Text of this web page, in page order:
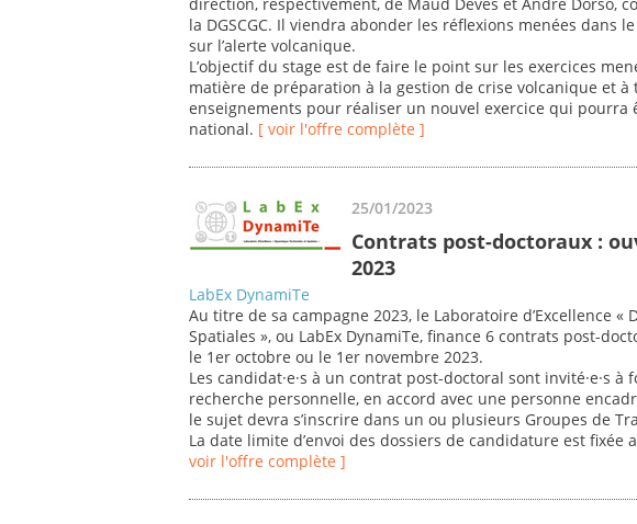
la DGSCGC. Il viendra abonder les réflexions menées dans
sur l’alerte volcanique.
L’objectif du stage est de faire le point sur les exercices
matière de préparation à la gestion de crise volcanique et à
enseignements pour réaliser un nouvel exercice qui pourra
national. [ voir l'offre complète ]
25/01/2023
Contrats post-doctoraux :
2023
LabEx DynamiTe
Au titre de sa campagne 2023, le Laboratoire d’Excellence
Spatiales », ou LabEx DynamiTe, finance 6 contrats post-
le 1er octobre ou le 1er novembre 2023.
Les candidat·e·s à un contrat post-doctoral sont invité·e·s
recherche personnelle, en accord avec une personne
le sujet devra s’inscrire dans un ou plusieurs Groupes de
La date limite d’envoi des dossiers de candidature est fixée
voir l'offre complète ]